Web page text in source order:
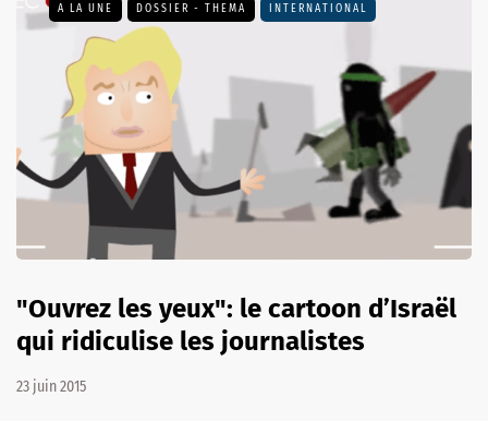
A LA UNE DOSSIER - THEMA INTERNATIONAL
"Ouvrez les yeux": le cartoon d’Israël
qui ridiculise les journalistes
23 juin 2015